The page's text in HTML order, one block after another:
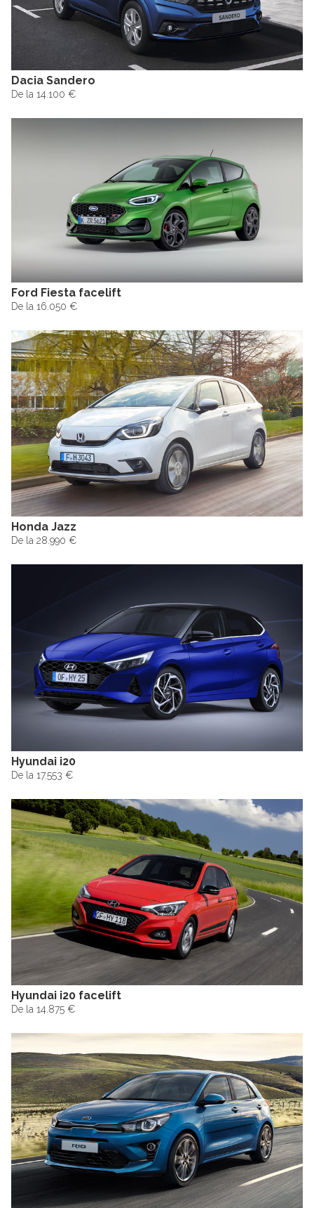
Dacia Sandero
De la 14.100 €
Ford Fiesta facelift
De la 16.050 €
Honda Jazz
De la 28.990 €
Hyundai i20
De la 17.553 €
Hyundai i20 facelift
De la 14.875 €